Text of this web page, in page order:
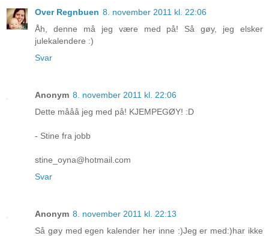
Over Regnbuen 8. november 2011 kl. 22:06
Åh, denne må jeg være med på! Så gøy, jeg elsker
julekalendere :)
Svar
Anonym 8. november 2011 kl. 22:06
Dette mååå jeg med på! KJEMPEGØY! :D
- Stine fra jobb
stine_oyna@hotmail.com
Svar
Anonym 8. november 2011 kl. 22:13
Så gøy med egen kalender her inne :)Jeg er med:)har ikke